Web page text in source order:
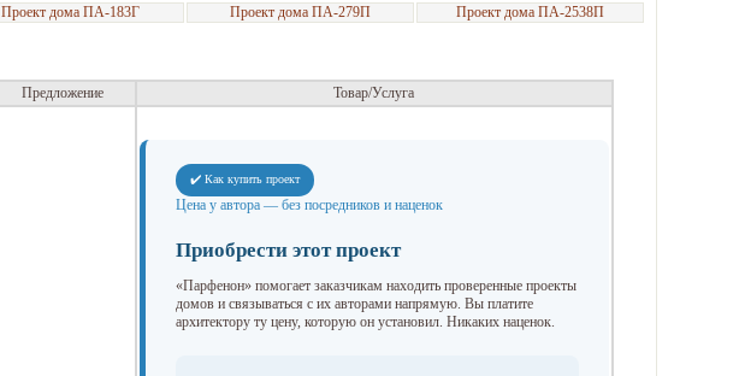
Проект дома ПА-183Г Проект дома ПА-279П Проект дома ПА-2538П
Предложение Товар/Услуга
✔️ Как купить проект
Цена у автора — без посредников и наценок
Приобрести этот проект
«Парфенон» помогает заказчикам находить проверенные проекты
домов и связываться с их авторами напрямую. Вы платите
архитектору ту цену, которую он установил. Никаких наценок.